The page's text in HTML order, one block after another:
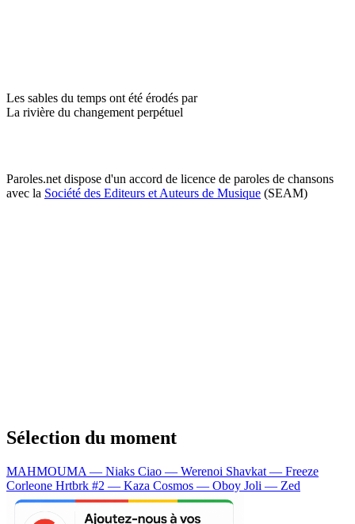
Les sables du temps ont été érodés par
La rivière du changement perpétuel
Paroles.net dispose d'un accord de licence de paroles de chansons
avec la Société des Editeurs et Auteurs de Musique (SEAM)
Sélection du moment
MAHMOUMA — Niaks Ciao — Werenoi Shavkat — Freeze
Corleone Hrtbrk #2 — Kaza Cosmos — Oboy Joli — Zed